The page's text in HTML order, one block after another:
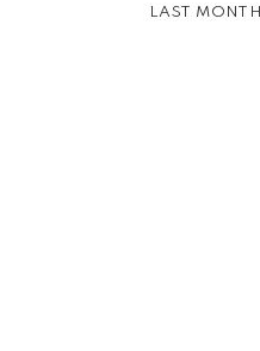
LAST MONTH